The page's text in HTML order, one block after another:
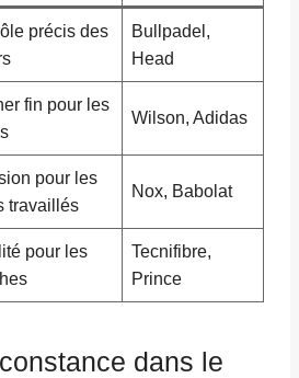
précis des
Bullpadel,
Head
fin pour les
Wilson, Adidas
pour les
travaillés
Nox, Babolat
pour les
Tecnifibre,
Prince
dans le